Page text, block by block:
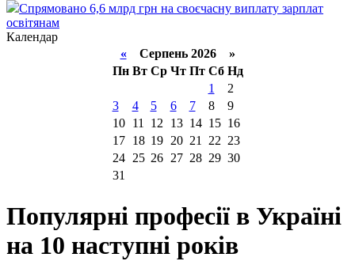
Спрямовано 6,6 млрд грн на своєчасну виплату зарплат
освітянам
Календар
«Серпень 2026 »
Пн Вт Ср Чт Пт Сб Нд
1
2
3
4 5 6 7 8
9
10
11 12 13 14 15 16
17
18 19 20 21 22 23
24
25 26 27 28 29 30
31
Популярні професії в Україні
на 10 наступні років